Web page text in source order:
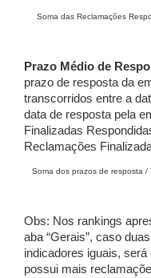
Soma das Reclamações
Prazo Médio de
prazo de resposta da
transcorridos entre a
data de resposta pela
Finalizadas
Reclamações
Soma dos prazos de resposta /
Obs: Nos rankings
aba “Gerais”, caso
indicadores iguais,
possui mais